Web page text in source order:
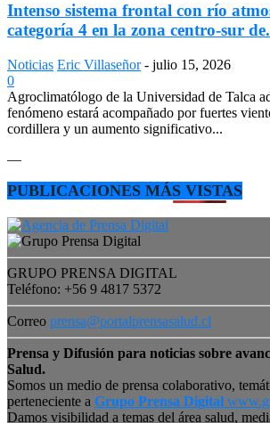
Intenso sistema frontal con río
categoría 4 en la zona centro-sur
Noticias Eric Villaseñor - julio 15, 2026
0
Agroclimatólogo de la Universidad de Talca
fenómeno estará acompañado por fuertes
cordillera y un aumento significativo...
—
PUBLICACIONES MÁS VISTAS
GRUPO PRENSA DIGITAL
Teléfono: +56 9 4817 5372
Correo prensa@portalprensasalud.cl
Prensa y Difusión para noticias sobre
Salud.
Somos un medio de prensa colaborativo,
perteneciente a Grupo Prensa Digital
Damos visibilidad a temas del área salud,